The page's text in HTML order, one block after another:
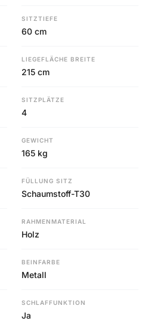
SITZTIEFE
60 cm
LIEGEFLÄCHE BREITE
215 cm
SITZPLÄTZE
4
GEWICHT
165 kg
FÜLLUNG SITZ
Schaumstoff-T30
RAHMENMATERIAL
Holz
BEINFARBE
Metall
SCHLAFFUNKTION
Ja